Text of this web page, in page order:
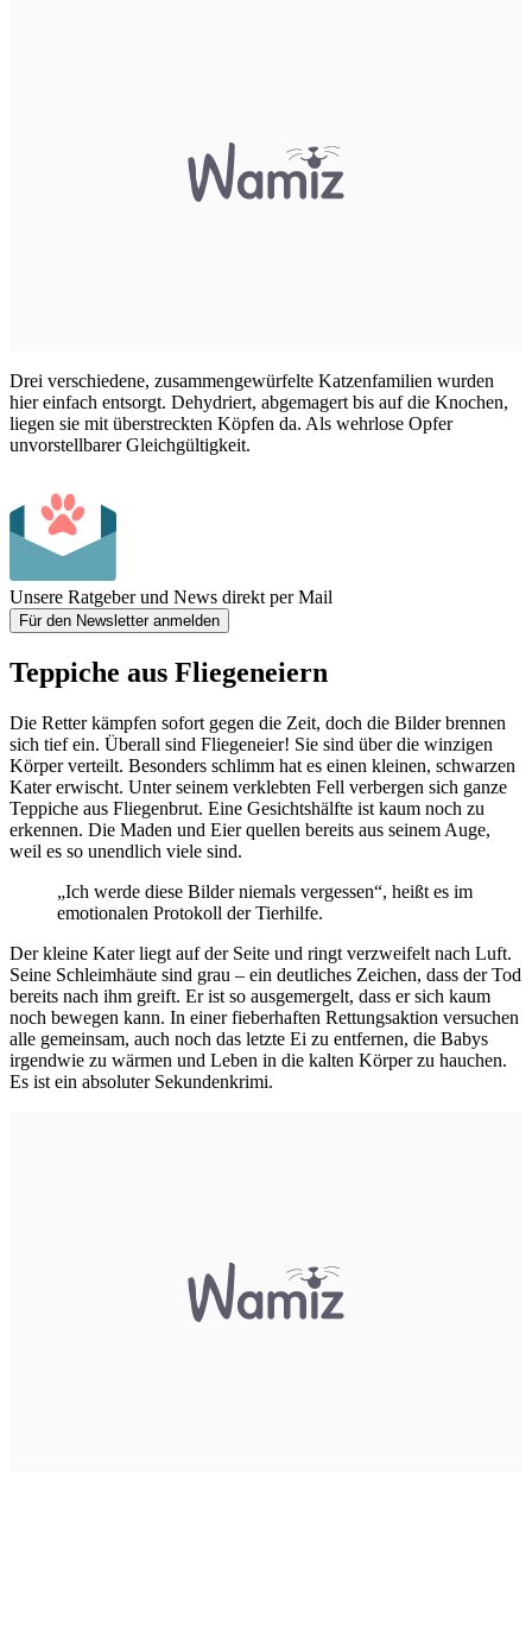
Drei verschiedene, zusammengewürfelte Katzenfamilien wurden
hier einfach entsorgt. Dehydriert, abgemagert bis auf die Knochen,
liegen sie mit überstreckten Köpfen da. Als wehrlose Opfer
unvorstellbarer Gleichgültigkeit.
Unsere Ratgeber und News direkt per Mail
Für den Newsletter anmelden
Teppiche aus Fliegeneiern
Die Retter kämpfen sofort gegen die Zeit, doch die Bilder brennen
sich tief ein. Überall sind Fliegeneier! Sie sind über die winzigen
Körper verteilt. Besonders schlimm hat es einen kleinen, schwarzen
Kater erwischt. Unter seinem verklebten Fell verbergen sich ganze
Teppiche aus Fliegenbrut. Eine Gesichtshälfte ist kaum noch zu
erkennen. Die Maden und Eier quellen bereits aus seinem Auge,
weil es so unendlich viele sind.
„Ich werde diese Bilder niemals vergessen“, heißt es im
emotionalen Protokoll der Tierhilfe.
Der kleine Kater liegt auf der Seite und ringt verzweifelt nach Luft.
Seine Schleimhäute sind grau – ein deutliches Zeichen, dass der Tod
bereits nach ihm greift. Er ist so ausgemergelt, dass er sich kaum
noch bewegen kann. In einer fieberhaften Rettungsaktion versuchen
alle gemeinsam, auch noch das letzte Ei zu entfernen, die Babys
irgendwie zu wärmen und Leben in die kalten Körper zu hauchen.
Es ist ein absoluter Sekundenkrimi.